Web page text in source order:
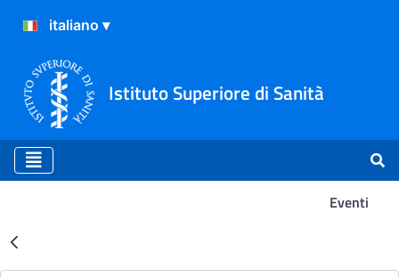
Istituto Superiore di Sanità
Eventi
Risultati della Ricerca -